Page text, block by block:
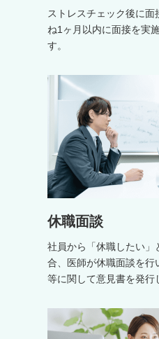
ストレスチェック後に
ね1ヶ月以内に面接を実
す。
休職面談
社員から「休職したい」
合、医師が休職面談を行
等に関して意見書を発行